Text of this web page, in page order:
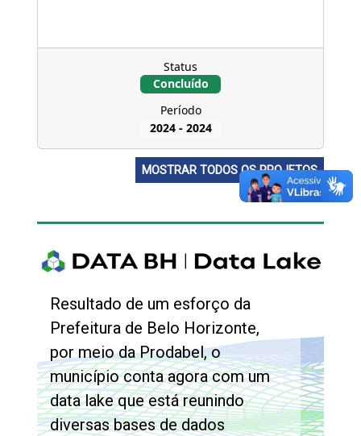
Status
Concluído
Período
2024- 2024
MOSTRAR TODOS OS PROJETOS
Resultado de um esforço da
Prefeitura de Belo Horizonte,
por meio da Prodabel, o
município conta agora com um
data lake que está reunindo
diversas bases de dados